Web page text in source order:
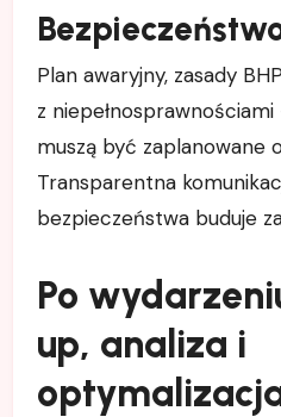
Plan awaryjny, zasady
z
muszą być zaplanowane
Transparentna
bezpieczeństwa buduje
Po
up, analiza i